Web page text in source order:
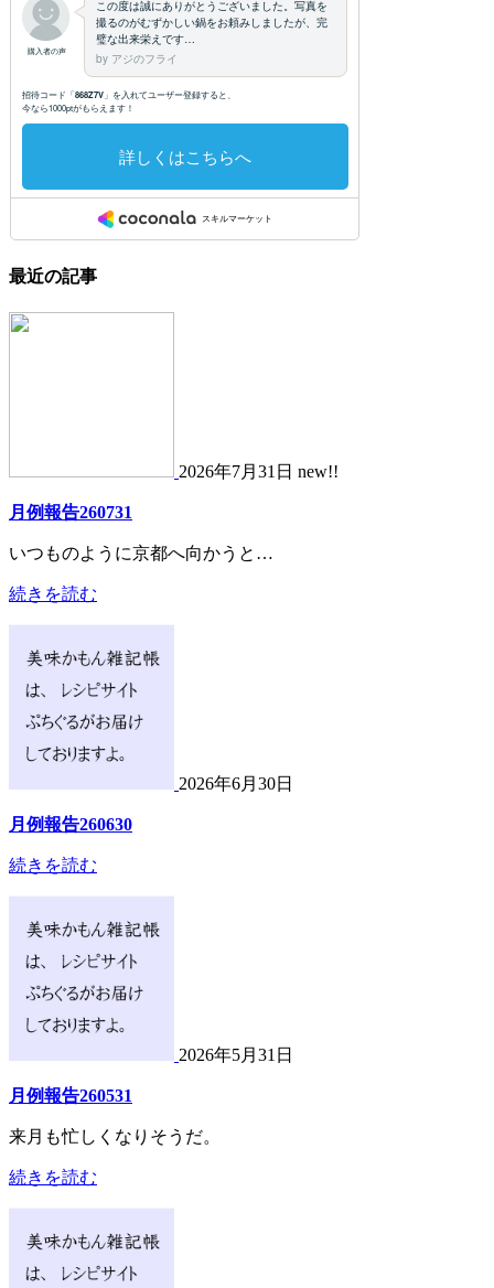
最近の記事
2026年7月31日 new!!
月例報告260731
いつものように京都へ向かうと…
続きを読む
2026年6月30日
月例報告260630
続きを読む
2026年5月31日
月例報告260531
来月も忙しくなりそうだ。
続きを読む